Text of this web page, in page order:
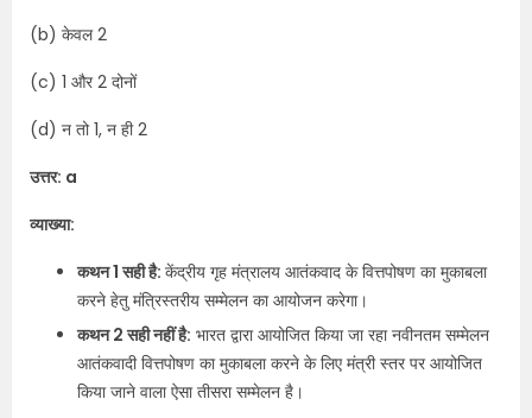
(b) केवल 2
(c) 1 और 2 दोनों
(d) न तो 1, न ही 2
उत्तर: a
व्याख्या:
कथन 1 सही है: केंद्रीय गृह मंत्रालय आतंकवाद के वित्तपोषण का मुकाबला
करने हेतु मंत्रिस्तरीय सम्मेलन का आयोजन करेगा।
कथन 2 सही नहीं है: भारत द्वारा आयोजित किया जा रहा नवीनतम सम्मेलन
आतंकवादी वित्तपोषण का मुकाबला करने के लिए मंत्री स्तर पर आयोजित
किया जाने वाला ऐसा तीसरा सम्मेलन है।